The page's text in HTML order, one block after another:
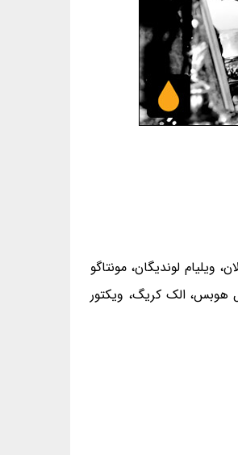
ویلیام لوندیگان، مونتاگو
هوبس، الک کریگ، ویکتور